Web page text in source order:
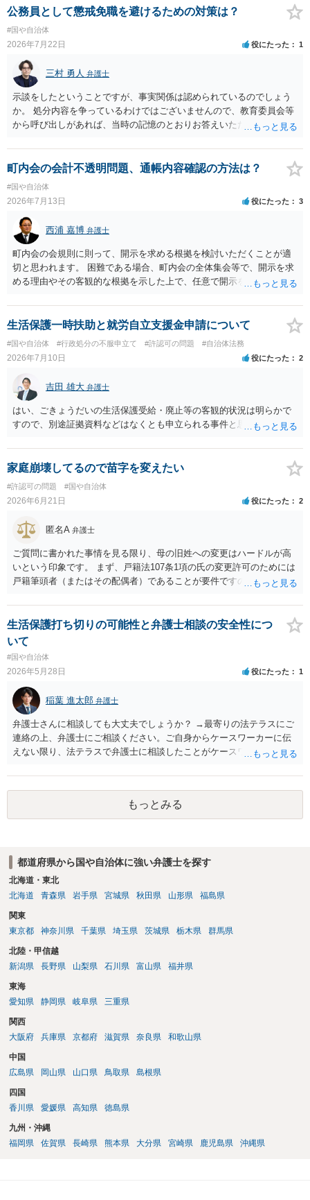
公務員として懲戒免職を避けるための対策は？
#国や自治体
2026年7月22日 役にたった 1
三村 勇人 弁護士
示談をしたということですが、事実関係は認められているのでしょう
か。 処分内容を争っているわけではございませんので、教育委員会等
から呼び出しがあれば、当時の記憶のとおりお答えいただくことにな
町内会の会計不透明問題、通帳内容確認の方法は？
#国や自治体
2026年7月13日 役にたった 3
西浦 嘉博 弁護士
町内会の会規則に則って、開示を求める根拠を検討いただくことが適
切と思われます。 困難である場合、町内会の全体集会等で、開示を求
める理由やその客観的な根拠を示した上で、任意で開示を求めること
法律事務所での相談を検討ください。
生活保護一時扶助と就労自立支援金申請について
#国や自治体 #行政処分の不服申立て #許認可の問題 #自治体法務
2026年7月10日 役にたった 2
吉田 雄大 弁護士
はい、ごきょうだいの生活保護受給・廃止等の客観的状況は明らかで
すので、別途証拠資料などはなくとも申立られる事件と思います。
家庭崩壊してるので苗字を変えたい
#許認可の問題 #国や自治体
2026年6月21日 役にたった 2
匿名A 弁護士
ご質問に書かれた事情を見る限り、母の旧姓への変更はハードルが高
いという印象です。 まず、戸籍法107条1項の氏の変更許可のためには
戸籍筆頭者（またはその配偶者）であることが要件ですので、現在父
では戸籍法107条1項に定める「やむを得ない事由」が必要になります
が、希望する氏は生来称していたものではなく、肝心の同居の母は婚
氏続称しており母と氏を合わせるという点での必要性が説明できない
（むしろ不自然な状況になる）こと、本件は親族間の揉め事を内容と
するもので精神的・心理的理由と把握されて許可が得られにくいと考
えられること、等からみれば、簡単に許可は得られないのではないか
という見通しです。過去の裁判例では、父親から長期間の性的暴行を
受けていたことを理由とする氏及び名の変更が許可されたケースもあ
るので、心理的理由が全く考慮されないわけではないのですが、本件
は家族間の内輪の揉め事に過ぎないという評価を受けてしまうのでは
ないかと危惧します。 本気で申立てを考えておられるなら、手続戦略
と理論を慎重に検討する必要があると思われます。まずは、戸籍法に
詳しい弁護士へ相談された方がよいでしょう。
生活保護打ち切りの可能性と弁護士相談の安全性につ
いて
#国や自治体
2026年5月28日 役にたった 1
稲葉 進太郎 弁護士
弁護士さんに相談しても大丈夫でしょうか？ →最寄りの法テラスにご
連絡の上、弁護士にご相談ください。ご自身からケースワーカーに伝
えない限り、法テラスで弁護士に相談したことがケースワーカーに発
したことをもって保護が打ち切られれば大問題となるでしょうから、
弁護士に相談したにより打ち切りとなる可能性はあまり考えられない
もっとみる
都道府県から国や自治体に強い弁護士を探す
北海道・東北
北海道
青森県 岩手県 宮城県 秋田県 山形県 福島県
関東
東京都
神奈川県 千葉県 埼玉県 茨城県 栃木県 群馬県
北陸・甲信越
新潟県
長野県 山梨県 石川県 富山県 福井県
東海
愛知県
静岡県 岐阜県 三重県
関西
大阪府
兵庫県 京都府 滋賀県 奈良県 和歌山県
中国
広島県
岡山県 山口県 鳥取県 島根県
四国
香川県
愛媛県 高知県 徳島県
九州・沖縄
福岡県
佐賀県 長崎県 熊本県 大分県 宮崎県 鹿児島県 沖縄県